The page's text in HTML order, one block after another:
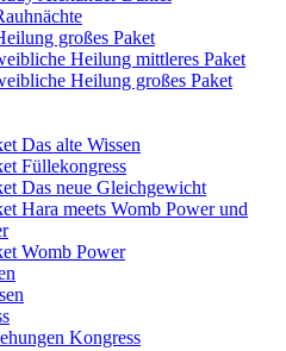
großes Paket
Heilung mittleres Paket
Heilung großes Paket
Das alte Wissen
Füllekongress
Das neue Gleichgewicht
Hara meets Womb Power und
Womb Power
Kongress